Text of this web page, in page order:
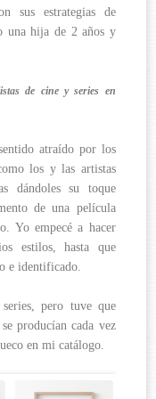
sus estrategias de
una hija de 2 años y
de cine y series en
atraído por los
los y las artistas
dándoles su toque
de una película
Yo empecé a hacer
estilos, hasta que
e identificado.
pero tuve que
producían cada vez
en mi catálogo.